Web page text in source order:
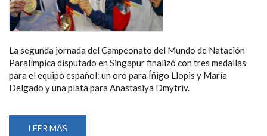
La segunda jornada del Campeonato del Mundo de Natación
Paralímpica disputado en Singapur finalizó con tres medallas
para el equipo español: un oro para Íñigo Llopis y María
Delgado y una plata para Anastasiya Dmytriv.
LEER MÁS